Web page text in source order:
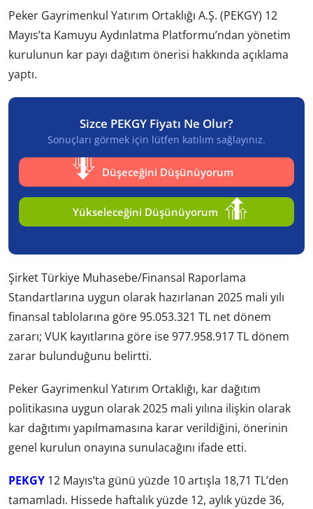
Peker Gayrimenkul Yatırım Ortaklığı A.Ş. (PEKGY) 12
Mayıs’ta Kamuyu Aydınlatma Platformu’ndan yönetim
kurulunun kar payı dağıtım önerisi hakkında açıklama
yaptı.
Sizce PEKGY Fiyatı Ne Olur?
Sonuçları görmek için lütfen katılım sağlayınız.
Düşeceğini Düşünüyorum
Yükseleceğini Düşünüyorum
Şirket Türkiye Muhasebe/Finansal Raporlama
Standartlarına uygun olarak hazırlanan 2025 mali yılı
finansal tablolarına göre 95.053.321 TL net dönem
zararı; VUK kayıtlarına göre ise 977.958.917 TL dönem
zarar bulunduğunu belirtti.
Peker Gayrimenkul Yatırım Ortaklığı, kar dağıtım
politikasına uygun olarak 2025 mali yılına ilişkin olarak
kar dağıtımı yapılmamasına karar verildiğini, önerinin
genel kurulun onayına sunulacağını ifade etti.
PEKGY 12 Mayıs’ta günü yüzde 10 artışla 18,71 TL’den
tamamladı. Hissede haftalık yüzde 12, aylık yüzde 36,